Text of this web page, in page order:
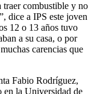
traer combustible y no
dice a IPS este joven
12 o 13 años tuvo
a su casa, o por
carencias que
Fabio Rodríguez,
en la Universidad de